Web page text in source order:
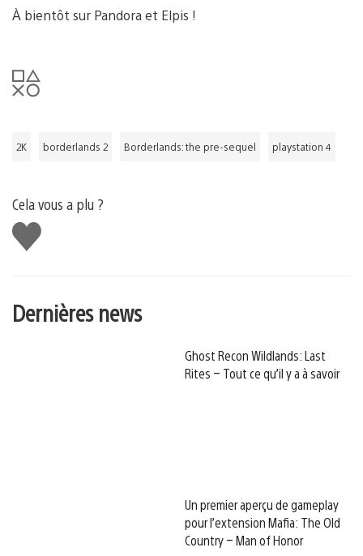
À bientôt sur Pandora et Elpis !
2K borderlands 2 Borderlands: the pre-sequel playstation 4
Cela vous a plu ?
J'aime
Dernières news
Ghost Recon Wildlands: Last
Rites – Tout ce qu’il y a à savoir
Un premier aperçu de gameplay
pour l’extension Mafia: The Old
Country – Man of Honor